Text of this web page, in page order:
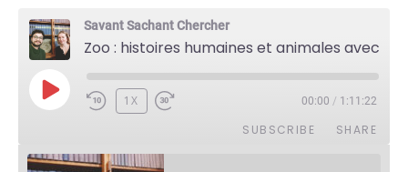
Savant Sachant Chercher
PLAY
EPISODE
1X 00:00 / 1:11:22
SUBSCRIBE SHARE